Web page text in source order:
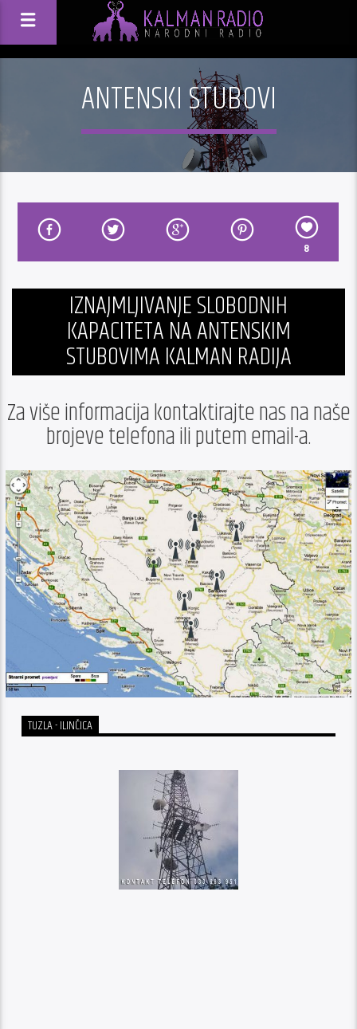
ANTENSKI STUBOVI
8
IZNAJMLJIVANJE SLOBODNIH
KAPACITETA NA ANTENSKIM
STUBOVIMA KALMAN RADIJA
Za više informacija kontaktirajte nas na naše
brojeve telefona ili putem email-a.
TUZLA - ILINČICA